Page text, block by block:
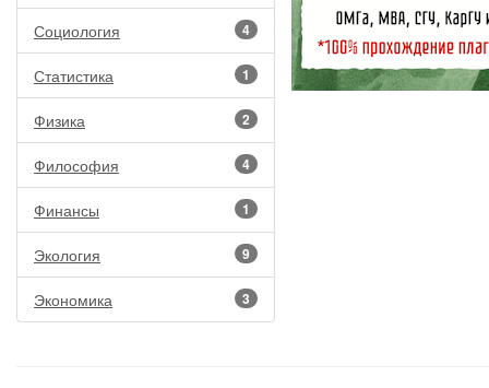
4
Социология
1
Статистика
2
Физика
4
Философия
1
Финансы
9
Экология
3
Экономика